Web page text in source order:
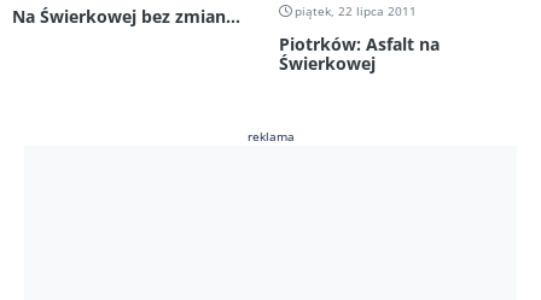
Na Świerkowej bez zmian... piątek, 22 lipca 2011
Piotrków: Asfalt na
Świerkowej
reklama